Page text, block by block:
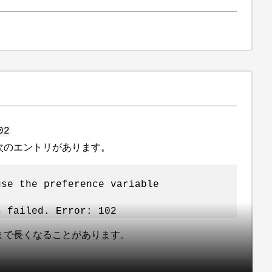
エントリがあります。
the preference variable
is failed. Error: 102
長くなることがあります。